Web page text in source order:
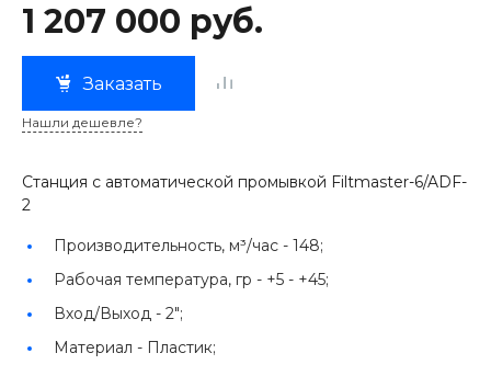
1 207 000 руб.
Заказать
Нашли дешевле?
Станция с автоматической промывкой Filtmaster-6/ADF-
2
Производительность, м³/час - 148;
Рабочая температура, гр - +5 - +45;
Вход/Выход - 2";
Материал - Пластик;